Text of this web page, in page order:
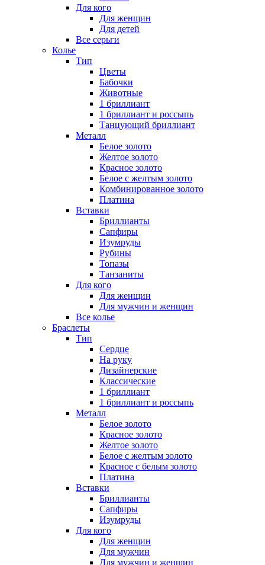
Для кого
Для женщин
Для детей
Все серьги
Колье
Тип
Цветы
Бабочки
Животные
1 бриллиант
1 бриллиант и россыпь
Танцующий бриллиант
Металл
Белое золото
Желтое золото
Красное золото
Белое с желтым золото
Комбинированное золото
Платина
Вставки
Бриллианты
Сапфиры
Изумруды
Рубины
Топазы
Танзаниты
Для кого
Для женщин
Для мужчин и женщин
Все колье
Браслеты
Тип
Сердце
На руку
Дизайнерские
Классические
1 бриллиант
1 бриллиант и россыпь
Металл
Белое золото
Красное золото
Желтое золото
Белое с желтым золото
Красное с белым золото
Платина
Вставки
Бриллианты
Сапфиры
Изумруды
Для кого
Для женщин
Для мужчин
Для мужчин и женщин